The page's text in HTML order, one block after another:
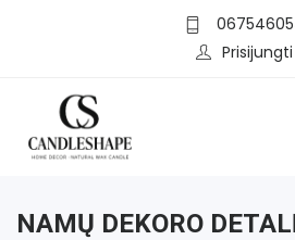
Prisijungti
NAMŲ DEKORO